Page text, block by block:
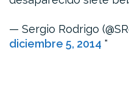
— Sergio Rodrigo
diciembre 5, 2014